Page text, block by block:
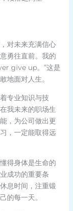
对未来充满信心
勇往直前。我的
give up。”这是
地面对人生。
专业知识与技
我未来的职场生
，为公司做出更
，一定能取得远
得身体是生命的
成功的重要条
息时间，注重锻
的每一天。